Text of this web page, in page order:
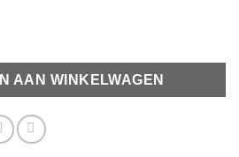
licht roze aantal
AAN WINKELWAGEN